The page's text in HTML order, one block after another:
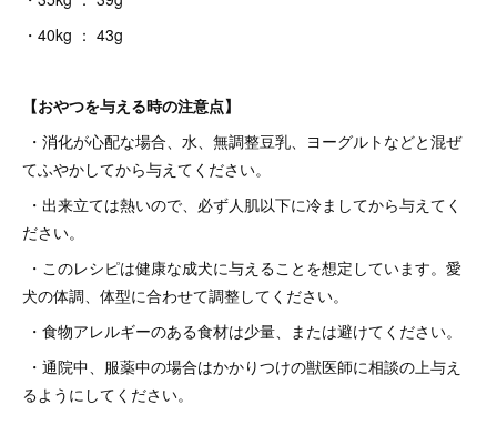
・40kg ： 43g
【おやつを与える時の注意点】
・消化が心配な場合、水、無調整豆乳、ヨーグルトなどと混ぜ
てふやかしてから与えてください。
・出来立ては熱いので、必ず人肌以下に冷ましてから与えてく
ださい。
・このレシピは健康な成犬に与えることを想定しています。愛
犬の体調、体型に合わせて調整してください。
・食物アレルギーのある食材は少量、または避けてください。
・通院中、服薬中の場合はかかりつけの獣医師に相談の上与え
るようにしてください。